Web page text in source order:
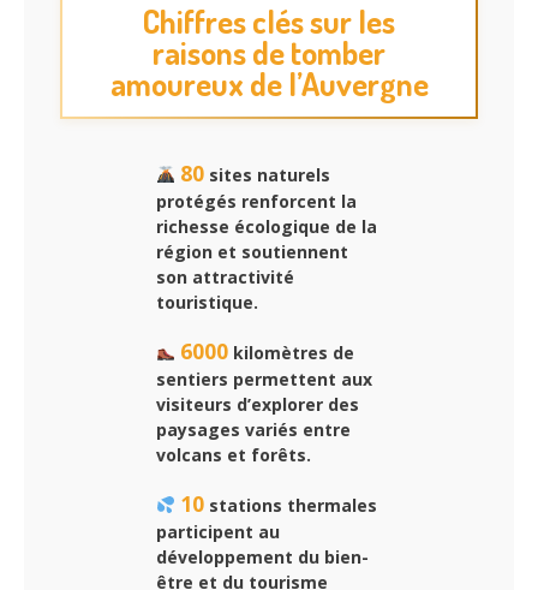
Chiffres clés sur les
raisons de tomber
amoureux de l’Auvergne
80sites naturels
protégés renforcent la
richesse écologique de la
région et soutiennent
son attractivité
touristique.
6000kilomètres de
sentiers permettent aux
visiteurs d’explorer des
paysages variés entre
volcans et forêts.
10stations thermales
participent au
développement du bien-
être et du tourisme